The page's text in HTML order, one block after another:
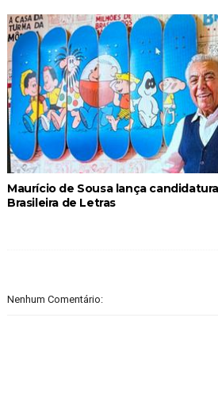
Maurício de Sousa lança
Brasileira de Letras
Nenhum Comentário: